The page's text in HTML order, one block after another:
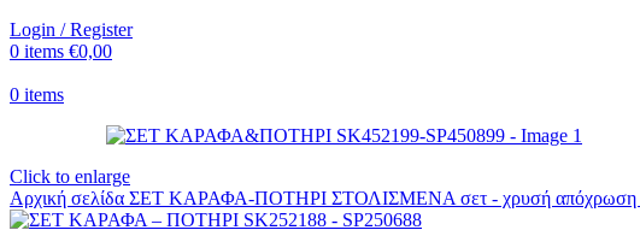
Login / Register
0 items €0,00
0 items
Click to enlarge
Αρχική σελίδα ΣΕΤ ΚΑΡΑΦΑ-ΠΟΤΗΡΙ ΣΤΟΛΙΣΜΕΝΑ σετ - χρυσή απόχρωση